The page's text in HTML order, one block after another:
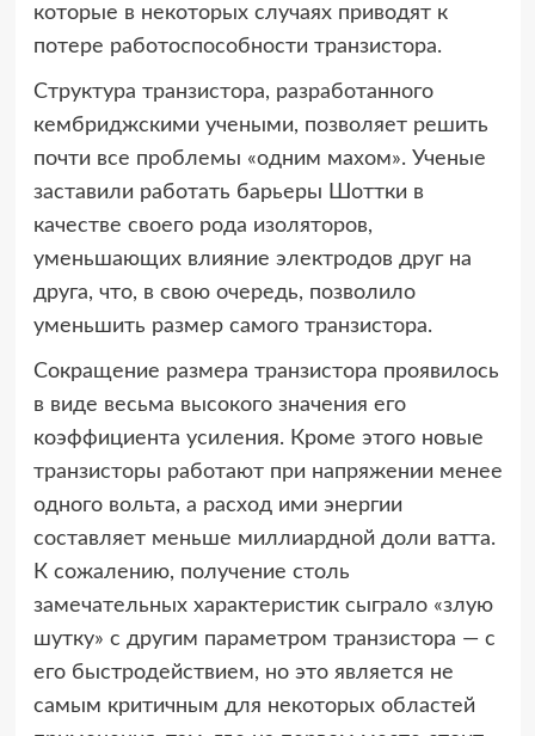
которые в некоторых случаях приводят к
потере работоспособности транзистора.
Структура транзистора, разработанного
кембриджскими учеными, позволяет решить
почти все проблемы «одним махом». Ученые
заставили работать барьеры Шоттки в
качестве своего рода изоляторов,
уменьшающих влияние электродов друг на
друга, что, в свою очередь, позволило
уменьшить размер самого транзистора.
Сокращение размера транзистора проявилось
в виде весьма высокого значения его
коэффициента усиления. Кроме этого новые
транзисторы работают при напряжении менее
одного вольта, а расход ими энергии
составляет меньше миллиардной доли ватта.
К сожалению, получение столь
замечательных характеристик сыграло «злую
шутку» с другим параметром транзистора — с
его быстродействием, но это является не
самым критичным для некоторых областей